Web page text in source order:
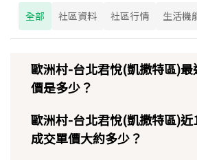
全部 社區資料 社區行情 生活機
歐洲村-台北君悅(凱撒特區)最
價是多少？
歐洲村-台北君悅(凱撒特區)近
成交單價大約多少？